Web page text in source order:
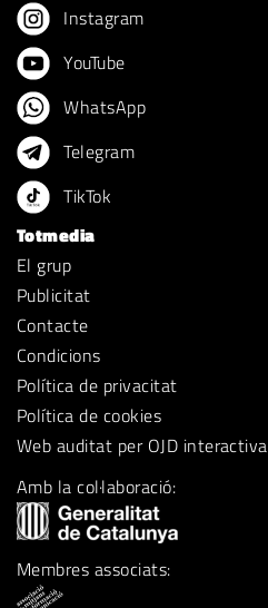
Instagram
YouTube
WhatsApp
Telegram
TikTok
Totmedia
El grup
Publicitat
Contacte
Condicions
Política de privacitat
Política de cookies
Web auditat per OJD interactiva
Amb la col·laboració:
Membres associats: